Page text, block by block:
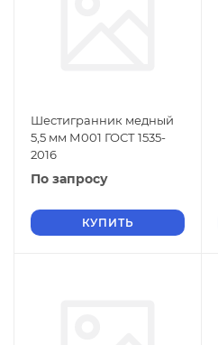
Шестигранник медный
5,5 мм М001 ГОСТ 1535-
2016
По запросу
КУПИТЬ